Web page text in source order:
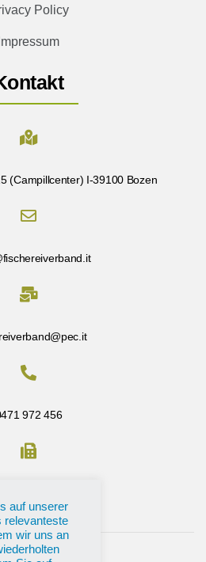
Policy
Impressum
(Campillcenter) I-39100 Bozen
972 456
auf unserer
relevanteste
wir uns an